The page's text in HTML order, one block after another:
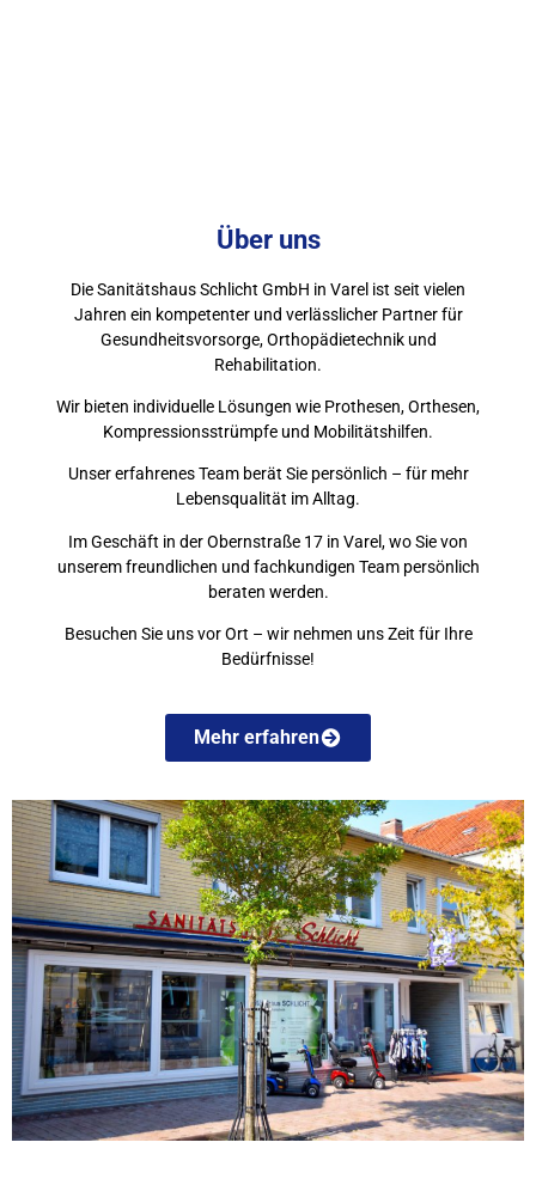
Über uns
Die Sanitätshaus Schlicht GmbH in Varel ist seit vielen
Jahren ein kompetenter und verlässlicher Partner für
Gesundheitsvorsorge, Orthopädietechnik und
Rehabilitation.
Wir bieten individuelle Lösungen wie Prothesen, Orthesen,
Kompressionsstrümpfe und Mobilitätshilfen.
Unser erfahrenes Team berät Sie persönlich – für mehr
Lebensqualität im Alltag.
Im Geschäft in der Obernstraße 17 in Varel, wo Sie von
unserem freundlichen und fachkundigen Team persönlich
beraten werden.
Besuchen Sie uns vor Ort – wir nehmen uns Zeit für Ihre
Bedürfnisse!
Mehr erfahren